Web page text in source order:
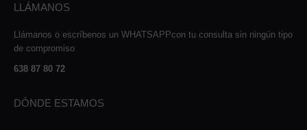
LLÁMANOS
Llámanos o escríbenos un WHATSAPPcon tu consulta sin ningún tipo
de compromiso
638 87 80 72
DÓNDE ESTAMOS